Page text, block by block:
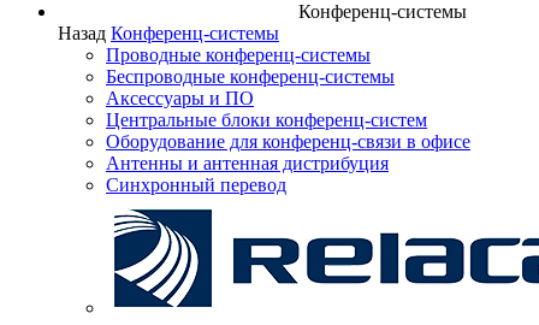
Конференц-системы
Назад Конференц-системы
Проводные конференц-системы
Беспроводные конференц-системы
Аксессуары и ПО
Центральные блоки конференц-систем
Оборудование для конференц-связи в офисе
Антенны и антенная дистрибуция
Синхронный перевод